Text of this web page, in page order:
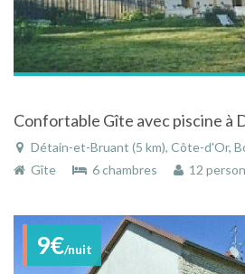
Détain-et-Bruant (5 km), Côte-d'Or, Bourgogne,
Gîte
6 chambres 12
9€/nuit